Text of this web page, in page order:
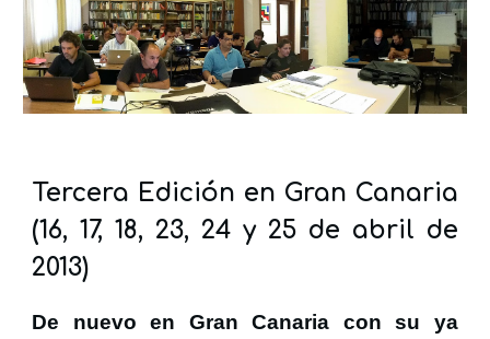
Tercera Edición en Gran Canaria
(16, 17, 18, 23, 24 y 25 de abril de
2013)
De nuevo en Gran Canaria con su ya